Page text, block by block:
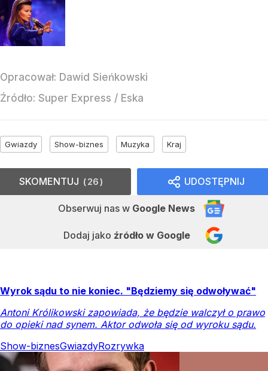
Opracował: Dawid Sieńkowski
Źródło: Super Express / Eska
Gwiazdy Show-biznes Muzyka Kraj
UDOSTĘPNIJ
Obserwuj nas w Google News
Dodaj jako źródło w Google
SKOMENTUJ 26
Wyrok sądu to nie koniec. "Będziemy się odwoływać"
Antoni Królikowski zapowiada, że będzie walczył o prawo
do opieki nad synem. Aktor odwoła się od wyroku sądu.
Show-biznesGwiazdyRozrywka